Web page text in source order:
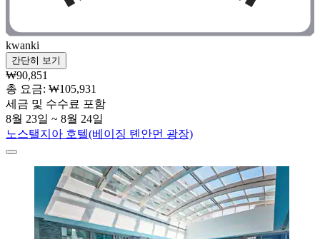
kwanki
간단히 보기
₩90,851
총 요금: ₩105,931
세금 및 수수료 포함
8월 23일 ~ 8월 24일
노스탤지아 호텔(베이징 톈안먼 광장)